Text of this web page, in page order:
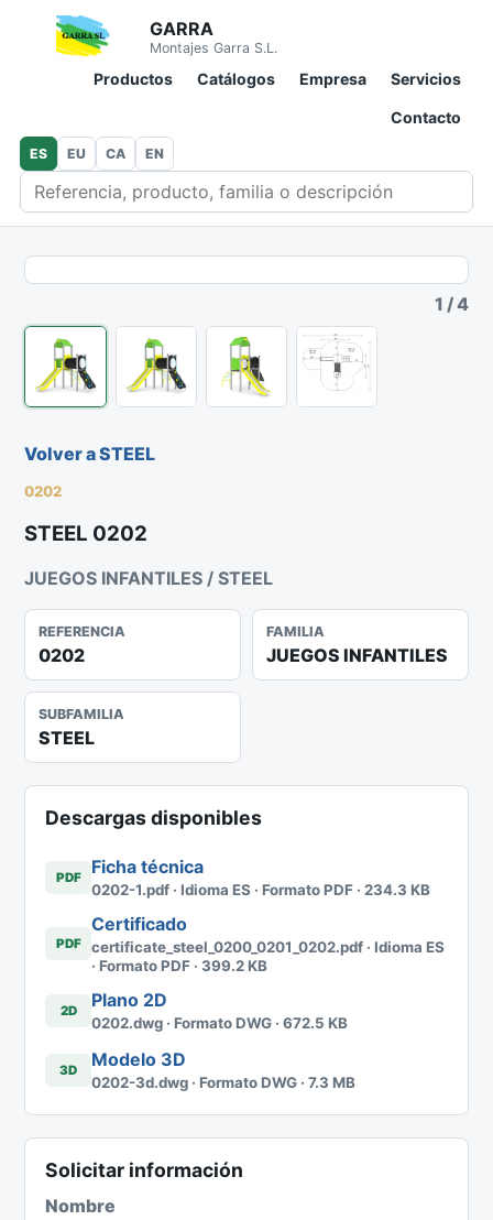
GARRA
Montajes Garra S.L.
Productos Catálogos Empresa Servicios
Contacto
Buscar en catálogo
ES EU CA EN
1 /4
Volver a STEEL
0202
STEEL 0202
JUEGOS INFANTILES / STEEL
REFERENCIA
0202
FAMILIA
JUEGOS INFANTILES
SUBFAMILIA
STEEL
Descargas disponibles
PDF Ficha técnica
0202-1.pdf · Idioma ES · Formato PDF · 234.3 KB
PDF
Certificado
certificate_steel_0200_0201_0202.pdf · Idioma ES
· Formato PDF · 399.2 KB
2D Plano 2D
0202.dwg · Formato DWG · 672.5 KB
3D Modelo 3D
0202-3d.dwg · Formato DWG · 7.3 MB
Solicitar información
Nombre